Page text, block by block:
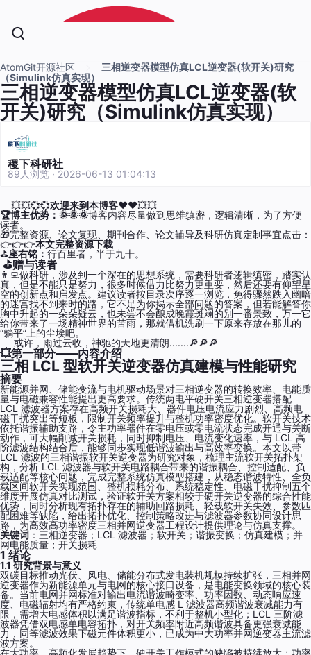
AtomGit开源社区
三相逆变器模型仿真LCL逆变器(软开关)研究
（Simulink仿真实现）
三相逆变器模型仿真LCL逆变器(软
开关)研究（Simulink仿真实现）
稷下科研社
89人浏览 · 2026-06-13 01:04:13
💥💥💞💞欢迎来到本博客❤️❤️💥💥
🏆博主优势： 🌞🌞🌞博客内容尽量做到思维缜密，逻辑清晰，为了方便
读者。
🎁完整资源、论文复现、期刊合作、论文辅导及科研仿真定制事宜点击：
👉👉👉本文完整资源下载
⛳️座右铭： 行百里者，半于九十。
⛳️赠与读者
👨‍💻做科研，涉及到一个深在的思想系统，需要科研者逻辑缜密，踏实认
真，但是不能只是努力，很多时候借力比努力更重要，然后还要有仰望星
空的创新点和启发点。建议读者按目录次序逐一浏览，免得骤然跌入幽暗
的迷宫找不到来时的路，它不足为你揭示全部问题的答案，但若能解答你
胸中升起的一朵朵疑云，也未尝不会酿成晚霞斑斓的别一番景致，万一它
给你带来了一场精神世界的苦雨，那就借机洗刷一下原来存放在那儿的
“躺平”上的尘埃吧。
或许，雨过云收，神驰的天地更清朗.......🔎🔎🔎
💥第一部分——内容介绍
三相 LCL 型软开关逆变器仿真建模与性能研究
摘要
新能源并网、储能变流与电机驱动场景对三相逆变器的转换效率、电能质
量与电磁兼容性能提出更高要求。传统两电平硬开关三相逆变器搭配
LCL 滤波器方案存在高频开关损耗大、器件电压电流应力剧烈、高频电
磁干扰突出等短板，限制开关频率提升与整机功率密度优化。软开关技术
依托谐振辅助支路，令主功率器件在零电压或零电流状态完成开通与关断
动作，可大幅削减开关损耗，同时抑制电压、电流变化速率，与 LCL 高
阶滤波结构结合后，能够同步实现低谐波输出与高效率变换。本文以带
LCL 滤波的三相谐振软开关逆变器为研究对象，梳理主流软开关拓扑架
构，分析 LCL 滤波器与软开关电路耦合带来的谐振耦合、控制适配、负
载适配等核心问题，完成完整系统仿真模型搭建，从稳态谐波特性、全负
载区间软开关实现范围、整机损耗分布、系统稳定性、电磁干扰抑制五个
维度开展仿真对比测试，验证软开关方案相较于硬开关逆变器的综合性能
优势，同时分析现有拓扑存在的辅助回路损耗、轻载软开关失效、参数匹
配困难等缺陷，给出拓扑优化、控制策略改进与滤波器参数协同设计思
路，为高效高功率密度三相并网逆变器工程设计提供理论与仿真支撑。
关键词 ：三相逆变器；LCL 滤波器；软开关；谐振变换；仿真建模；并
网电能质量；开关损耗
1 绪论
1.1 研究背景与意义
双碳目标推动光伏、风电、储能分布式发电装机规模持续扩张，三相并网
逆变器作为新能源单元与电网的核心接口设备，是电能变换领域的核心装
备。当前电网并网标准对输出电流谐波畸变率、功率因数、动态响应速
度、电磁辐射均有严格约束，传统单电感 L 滤波器高频谐波衰减能力有
限，需增大电感体积以满足谐波指标，不利于整机小型化；LCL 三阶滤
波器凭借双电感单电容拓扑，对开关频率附近高频谐波具备更强衰减能
力，同等滤波效果下磁元件体积更小，已成为中大功率并网逆变器主流滤
波方案。
在大功率、高频化发展趋势下，硬开关工作模式的缺陷被持续放大：功率